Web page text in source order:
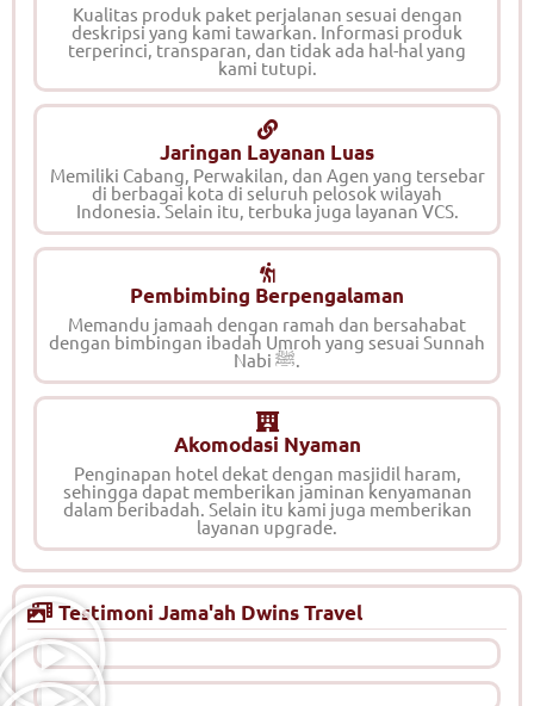
Kualitas produk paket perjalanan sesuai dengan
deskripsi yang kami tawarkan. Informasi produk
terperinci, transparan, dan tidak ada hal-hal yang
kami tutupi.
Jaringan Layanan Luas
Memiliki Cabang, Perwakilan, dan Agen yang tersebar
di berbagai kota di seluruh pelosok wilayah
Indonesia. Selain itu, terbuka juga layanan VCS.
Pembimbing Berpengalaman
Memandu jamaah dengan ramah dan bersahabat
dengan bimbingan ibadah Umroh yang sesuai Sunnah
Akomodasi Nyaman
Penginapan hotel dekat dengan masjidil haram,
sehingga dapat memberikan jaminan kenyamanan
dalam beribadah. Selain itu kami juga memberikan
layanan upgrade.
Testimoni Jama'ah Dwins Travel